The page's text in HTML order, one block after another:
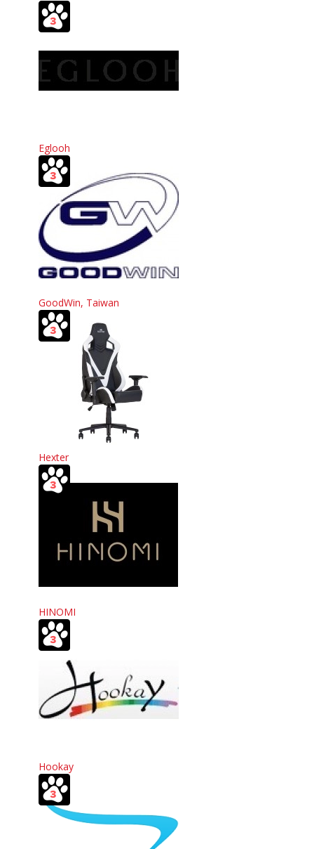
Eglooh
GoodWin, Taiwan
Hexter
HINOMI
Hookay